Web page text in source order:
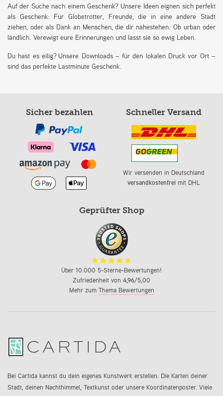
Auf der Suche nach einem Geschenk? Unsere Ideen eignen sich perfekt
als Geschenk: Für Globetrotter, Freunde, die in eine andere Stadt
ziehen, oder als Dank an Menschen, die dir nahestehen. Ob urban oder
ländlich. Verewigt eure Erinnerungen und lasst sie so ewig Leben.
Du hast es eilig? Unsere Downloads – für den lokalen Druck vor Ort –
sind das perfekte Lastminute Geschenk.
Sicher bezahlen Schneller Versand
Wir versenden in Deutschland
versandkostenfreimit DHL
Geprüfter Shop
Über 10.000 5-Sterne-Bewertungen!
Zufriedenheit von 4,96/5,00
Mehr zum Thema Bewertungen
Bei Cartida kannst du dein eigenes Kunstwerk erstellen: Die Karten deiner
Stadt, deinen Nachthimmel, Textkunst oder unsere Koordinatenposter. Viele